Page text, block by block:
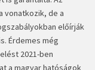
vonatkozik, de a
előírják
Érdemes még
2021-ben
a magyar hatóságok